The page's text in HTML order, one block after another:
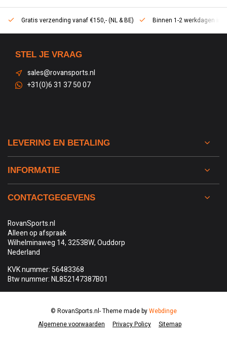
Gratis verzending vanaf €150,- (NL & BE) Binnen 1-2 werkdagen in
STEL JE VRAAG
sales@rovansports.nl
+31(0)6 31 37 50 07
LEVERING EN BETALING
INFORMATIE
CONTACTGEGEVENS
RovanSports.nl
Alleen op afspraak
Wilhelminaweg 14, 3253BW, Ouddorp
Nederland
KVK nummer: 56483368
Btw nummer: NL852147387B01
Algemene voorwaarden Privacy Policy Sitemap
© RovanSports.nl- Theme made byWebdinge